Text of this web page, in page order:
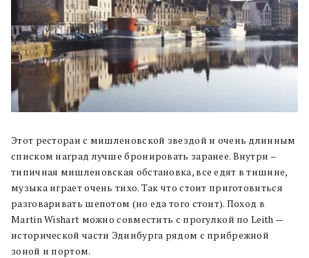
Этот ресторан с мишленовской звездой и очень длинным
списком наград лучше бронировать заранее. Внутри –
типичная мишленовская обстановка, все едят в тишине,
музыка играет очень тихо. Так что стоит приготовиться
разговаривать шепотом (но еда того стоит). Поход в
Martin Wishart можно совместить с прогулкой по Leith —
исторической части Эдинбурга рядом с прибрежной
зоной и портом.